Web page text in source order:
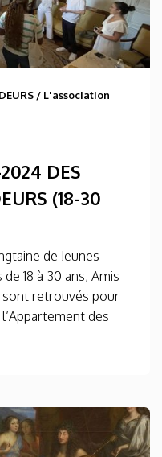
/ L'association
DES
(18-30
de Jeunes
18 à 30 ans, Amis
sont retrouvés pour
des